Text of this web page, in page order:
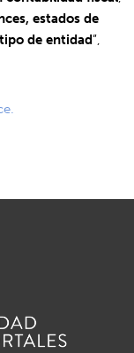
estados de
de entidad”,